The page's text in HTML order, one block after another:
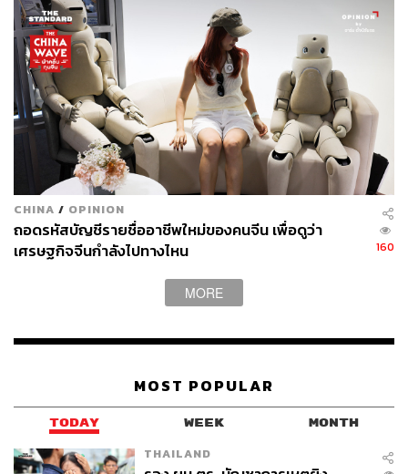
CHINA / OPINION
ถอดรหัสบัญชีรายชื่ออาชีพใหม่ของคนจีน เพื่อดูว่า
เศรษฐกิจจีนกำลังไปทางไหน
160
MORE
MOST POPULAR
TODAY WEEK MONTH
THAILAND